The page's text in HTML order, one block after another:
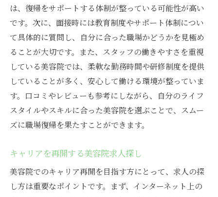
は、復帰をサポートする体制が整っている可能性が高い
です。次に、面接時には教育制度やサポート体制につい
て具体的に質問し、自分に合った職場かどうかを見極め
ることが大切です。また、スタッフの働きやすさを重視
している美容院では、柔軟な勤務時間や研修制度を提供
していることが多く、安心して働ける環境が整っていま
す。口コミやレビューも参考にしながら、自分のライフ
スタイルやスキルに合った美容院を選ぶことで、スムー
ズに職場復帰を果たすことができます。
キャリアを再開する美容院求人探し
美容院でのキャリア再開を目指す方にとって、求人の探
し方は重要なポイントです。まず、インターネット上の